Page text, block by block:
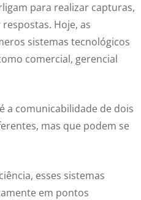
para realizar capturas,
Hoje, as
sistemas tecnológicos
comercial, gerencial
a comunicabilidade de dois
mas que podem se
esses sistemas
em pontos